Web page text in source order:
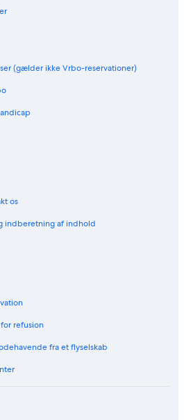
(gælder ikke Vrbo-reservationer)
os
indberetning af indhold
refusion
fra et flyselskab